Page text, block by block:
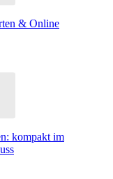
& Online
kompakt im